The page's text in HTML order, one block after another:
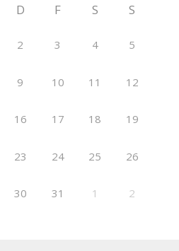
D F S S
2 3 4 5
9 10 11 12
16 17 18 19
23 24 25 26
30 31 1 2